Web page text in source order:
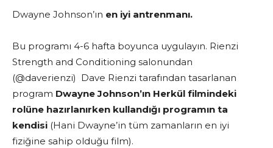
Dwayne Johnson’ın en iyi antrenmanı.
Bu programı 4-6 hafta boyunca uygulayın. Rienzi
Strength and Conditioning salonundan
(@daverienzi) Dave Rienzi tarafından tasarlanan
program Dwayne Johnson’ın Herkül filmindeki
rolüne hazırlanırken kullandığı programın ta
kendisi (Hani Dwayne’in tüm zamanların en iyi
fiziğine sahip olduğu film).